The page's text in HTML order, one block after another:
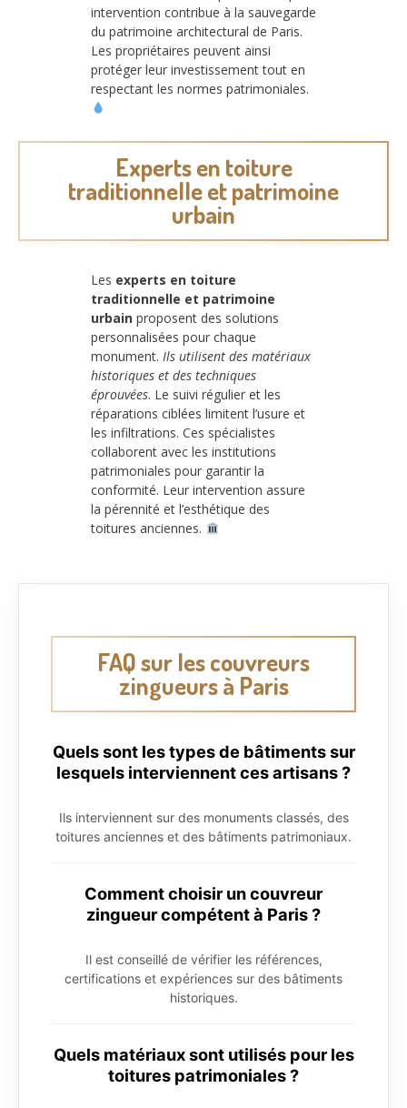
intervention contribue à la sauvegarde
du patrimoine architectural de Paris.
Les propriétaires peuvent ainsi
protéger leur investissement tout en
respectant les normes patrimoniales.
Experts en toiture
traditionnelle et patrimoine
urbain
Les experts en toiture
traditionnelle et patrimoine
urbain proposent des solutions
personnalisées pour chaque
monument. Ils utilisent des matériaux
historiques et des techniques
éprouvées. Le suivi régulier et les
réparations ciblées limitent l’usure et
les infiltrations. Ces spécialistes
collaborent avec les institutions
patrimoniales pour garantir la
conformité. Leur intervention assure
la pérennité et l’esthétique des
toitures anciennes.
FAQ sur les couvreurs
zingueurs à Paris
Quels sont les types de bâtiments sur
lesquels interviennent ces artisans ?
Ils interviennent sur des monuments classés, des
toitures anciennes et des bâtiments patrimoniaux.
Comment choisir un couvreur
zingueur compétent à Paris ?
Il est conseillé de vérifier les références,
certifications et expériences sur des bâtiments
historiques.
Quels matériaux sont utilisés pour les
toitures patrimoniales ?